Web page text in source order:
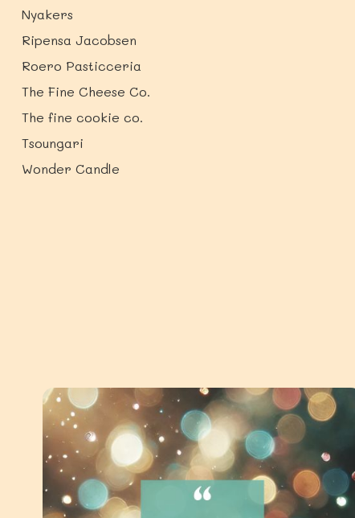
Nyakers
Ripensa Jacobsen
Roero Pasticceria
The Fine Cheese Co.
The fine cookie co.
Tsoungari
Wonder Candle